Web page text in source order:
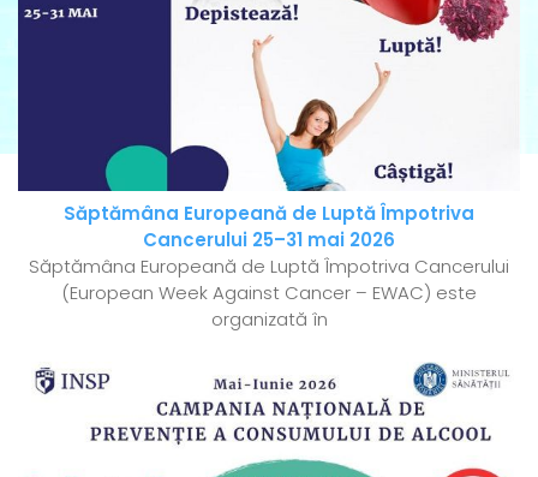
Săptămâna Europeană de Luptă Împotriva
Cancerului 25–31 mai 2026
Săptămâna Europeană de Luptă Împotriva Cancerului
(European Week Against Cancer – EWAC) este
organizată în